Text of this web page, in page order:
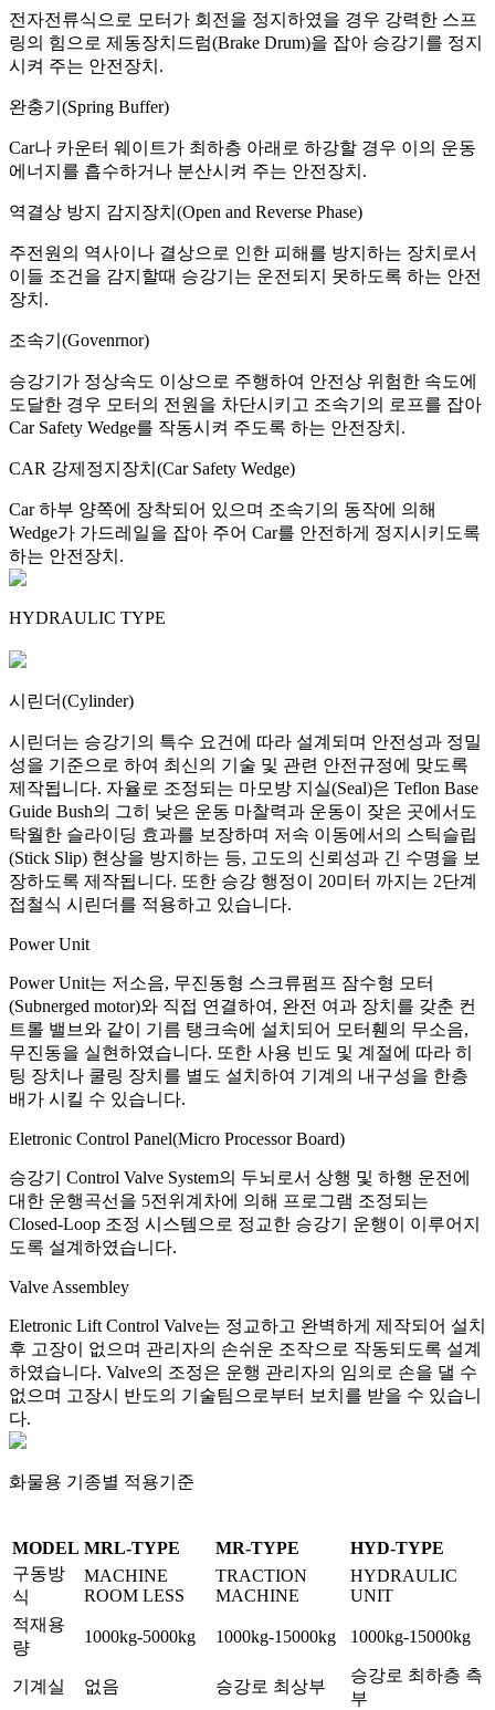
전자전류식으로 모터가 회전을 정지하였을 경우 강력한 스프
링의 힘으로 제동장치드럼(Brake Drum)을 잡아 승강기를 정지
시켜 주는 안전장치.
완충기(Spring Buffer)
Car나 카운터 웨이트가 최하층 아래로 하강할 경우 이의 운동
에너지를 흡수하거나 분산시켜 주는 안전장치.
역결상 방지 감지장치(Open and Reverse Phase)
주전원의 역사이나 결상으로 인한 피해를 방지하는 장치로서
이들 조건을 감지할때 승강기는 운전되지 못하도록 하는 안전
장치.
조속기(Govenrnor)
승강기가 정상속도 이상으로 주행하여 안전상 위험한 속도에
도달한 경우 모터의 전원을 차단시키고 조속기의 로프를 잡아
Car Safety Wedge를 작동시켜 주도록 하는 안전장치.
CAR 강제정지장치(Car Safety Wedge)
Car 하부 양쪽에 장착되어 있으며 조속기의 동작에 의해
Wedge가 가드레일을 잡아 주어 Car를 안전하게 정지시키도록
하는 안전장치.
HYDRAULIC TYPE
시린더(Cylinder)
시린더는 승강기의 특수 요건에 따라 설계되며 안전성과 정밀
성을 기준으로 하여 최신의 기술 및 관련 안전규정에 맞도록
제작됩니다. 자율로 조정되는 마모방 지실(Seal)은 Teflon Base
Guide Bush의 그히 낮은 운동 마찰력과 운동이 잦은 곳에서도
탁월한 슬라이딩 효과를 보장하며 저속 이동에서의 스틱슬립
(Stick Slip) 현상을 방지하는 등, 고도의 신뢰성과 긴 수명을 보
장하도록 제작됩니다. 또한 승강 행정이 20미터 까지는 2단계
접철식 시린더를 적용하고 있습니다.
Power Unit
Power Unit는 저소음, 무진동형 스크류펌프 잠수형 모터
(Subnerged motor)와 직접 연결하여, 완전 여과 장치를 갖춘 컨
트롤 밸브와 같이 기름 탱크속에 설치되어 모터휀의 무소음,
무진동을 실현하였습니다. 또한 사용 빈도 및 계절에 따라 히
팅 장치나 쿨링 장치를 별도 설치하여 기계의 내구성을 한층
배가 시킬 수 있습니다.
Eletronic Control Panel(Micro Processor Board)
승강기 Control Valve System의 두뇌로서 상행 및 하행 운전에
대한 운행곡선을 5전위계차에 의해 프로그램 조정되는
Closed-Loop 조정 시스템으로 정교한 승강기 운행이 이루어지
도록 설계하였습니다.
Valve Assembley
Eletronic Lift Control Valve는 정교하고 완벽하게 제작되어 설치
후 고장이 없으며 관리자의 손쉬운 조작으로 작동되도록 설계
하였습니다. Valve의 조정은 운행 관리자의 임의로 손을 댈 수
없으며 고장시 반도의 기술팀으로부터 보치를 받을 수 있습니
다.
화물용 기종별 적용기준
MODEL MRL-TYPE MR-TYPE
HYD-TYPE
구동방
식
MACHINE
ROOM LESS
TRACTION
MACHINE
HYDRAULIC
UNIT
적재용
량
1000kg-5000kg 1000kg-15000kg 1000kg-15000kg
기계실 없음 승강로 최상부
승강로 최하층 측
부